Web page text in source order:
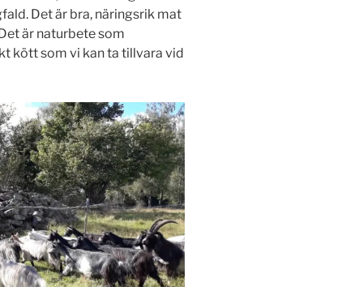
Det är bra, näringsrik mat
är naturbete som
kött som vi kan ta tillvara vid